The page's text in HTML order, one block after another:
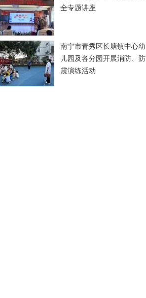
全专题讲座
南宁市青秀区长塘镇中心幼
儿园及各分园开展消防、防
震演练活动